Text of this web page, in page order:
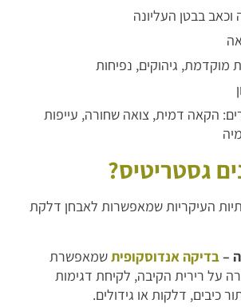
בבטן העליונה
מוקדמת, גיהוקים, נפיחות
הקאה דמית, צואה שחורה, עייפות
גסטריטיס?
העיקריות שמאפשרות לאבחן דלקת
–בדיקה אנדוסקופיתשמאפשרת
על רירית הקיבה, לקיחת דגימות
כיבים, דלקות או גידולים.